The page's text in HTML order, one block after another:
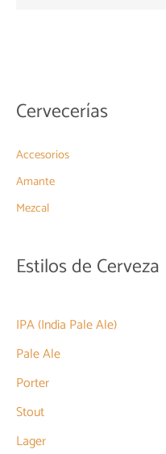
Cervecerías
Accesorios
Amante
Mezcal
Estilos de Cerveza
IPA (India Pale Ale)
Pale Ale
Porter
Stout
Lager